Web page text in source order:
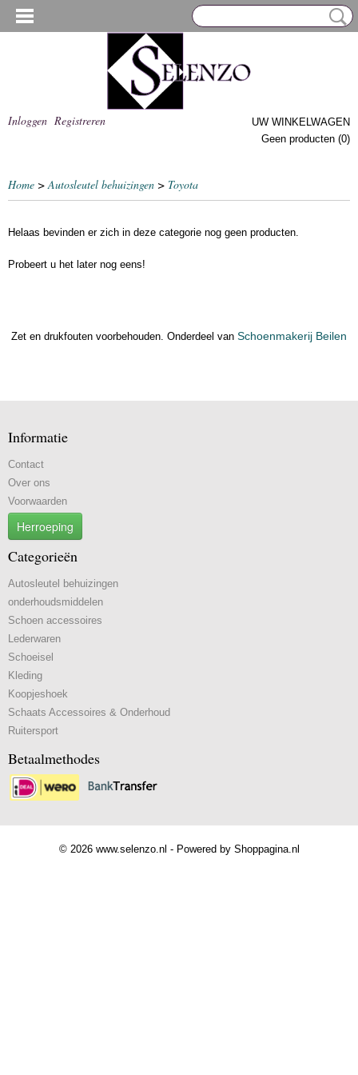
Inloggen Registreren
UW WINKELWAGEN
Geen producten (0)
Home >Autosleutel behuizingen > Toyota
Helaas bevinden er zich in deze categorie nog geen producten.
Probeert u het later nog eens!
Zet en drukfouten voorbehouden. Onderdeel van Schoenmakerij Beilen
Informatie
Contact
Over ons
Voorwaarden
Herroeping
Categorieën
Autosleutel behuizingen
onderhoudsmiddelen
Schoen accessoires
Lederwaren
Schoeisel
Kleding
Koopjeshoek
Schaats Accessoires & Onderhoud
Ruitersport
Betaalmethodes
© 2026 www.selenzo.nl - Powered by Shoppagina.nl